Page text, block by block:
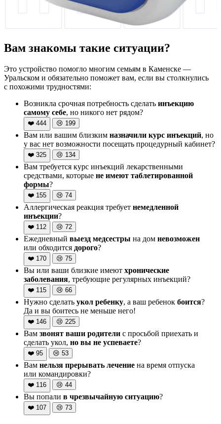
Вам знакомы такие ситуации?
Это устройство помогло многим семьям в Каменске —
Уральском и обязательно поможет вам, если вы столкнулись
с похожими трудностями:
Возникла срочная потребность сделать инъекцию
самому себе, но никого нет рядом?
❤️ 444 😢 199
Вам или вашим близким назначили курс инъекций, но
у вас нет возможности посещать процедурный кабинет?
❤️ 325 😢 134
Вам требуется курс инъекций лекарственными
средствами, которые не имеют таблетированной
формы?
❤️ 155 😢 74
Аллергическая реакция требует немедленной
инъекции?
❤️ 112 😢 72
Ежедневный выезд медсестры на дом невозможен
или обходится дорого?
❤️ 170 😢 75
Вы или ваши близкие имеют хронические
заболевания, требующие регулярных инъекций?
❤️ 115 😢 66
Нужно сделать укол ребенку, а ваш ребенок боится?
Да и вы боитесь не меньше него!
❤️ 146 😢 225
Вам звонят ваши родители с просьбой приехать и
сделать укол, но вы не успеваете?
❤️ 95 😢 53
Вам нельзя прерывать лечение на время отпуска
или командировки?
❤️ 116 😢 44
Вы попали в чрезвычайную ситуацию?
❤️ 107 😢 73